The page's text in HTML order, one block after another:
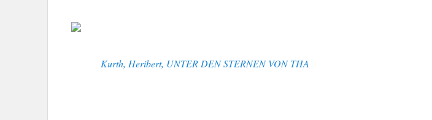
Kurth, Heribert, UNTER DEN STERNEN VON THA